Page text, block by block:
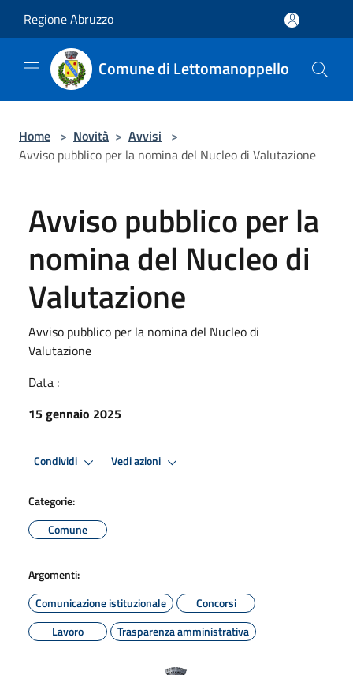
Regione Abruzzo
Comune di Lettomanoppello
Home > Novità > Avvisi >
Avviso pubblico per la nomina del Nucleo di Valutazione
Avviso pubblico per la
nomina del Nucleo di
Valutazione
Avviso pubblico per la nomina del Nucleo di
Valutazione
Data :
15 gennaio 2025
Condividi Vedi azioni
Categorie:
Comune
Argomenti:
Comunicazione istituzionale
Concorsi
Lavoro
Trasparenza amministrativa